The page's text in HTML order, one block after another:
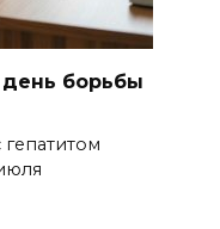
борьбы